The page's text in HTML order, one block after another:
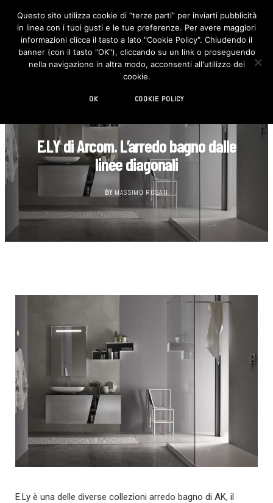
F
c
e
b
o
I
n
s
t
E.LY di Arcom. L’arredo bagno dalle
linee diagonali
BY MASSIMO ROSATI
E.Ly è una delle diverse collezioni arredo bagno di AK, il
Questo sito utilizza cookie di “terze parti” per inviarti pubblicità
in linea con i tuoi gusti e le tue preferenze. Per avere maggiori
informazioni clicca il tasto a lato "Cookie Policy". Chiudendo il
banner (con il tasto "OK"), cliccando su un link o proseguendo
nella navigazione in altra modo, acconsenti all'utilizzo dei
cookie.
OK COOKIE POLICY